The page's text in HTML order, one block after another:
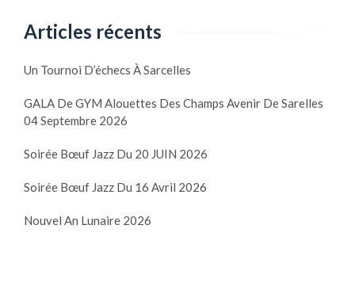
Articles récents
Un Tournoi D’échecs À Sarcelles
GALA De GYM Alouettes Des Champs Avenir De Sarelles
04 Septembre 2026
Soirée Bœuf Jazz Du 20 JUIN 2026
Soirée Bœuf Jazz Du 16 Avril 2026
Nouvel An Lunaire 2026